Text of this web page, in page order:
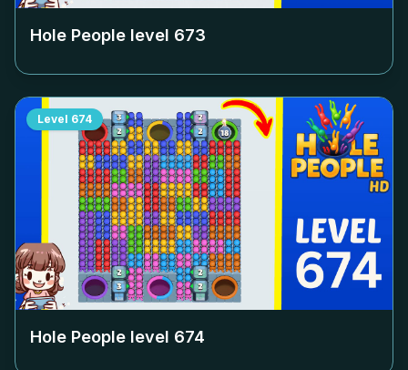
Hole People level 673
Level 674
Hole People level 674